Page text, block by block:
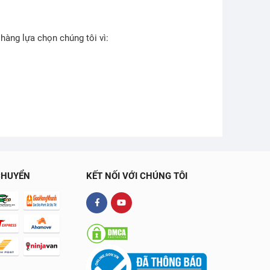
lựa chọn chúng tôi vì:
KẾT NỐI VỚI CHÚNG TÔI